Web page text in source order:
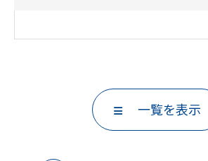
一覧を表示